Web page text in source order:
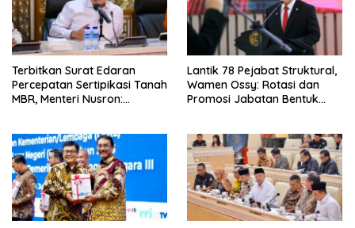
Terbitkan Surat Edaran
Percepatan Sertipikasi Tanah
MBR, Menteri Nusron:
Secara Utuh
Lantik 78 Pejabat Struktural,
Wamen Ossy: Rotasi dan
Promosi Jabatan Bentuk